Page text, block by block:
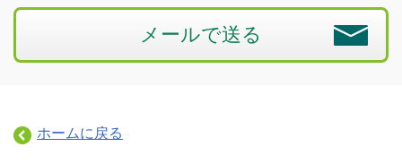
メールで送る
ホームに戻る